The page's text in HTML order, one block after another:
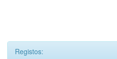
Registos: